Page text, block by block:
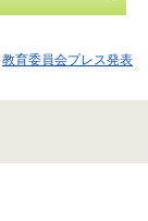
教育委員会プレス発表